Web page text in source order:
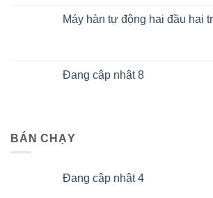
Máy hàn tự động hai đầu hai
Đang cập nhật 8
BÁN CHẠY
Đang cập nhật 4